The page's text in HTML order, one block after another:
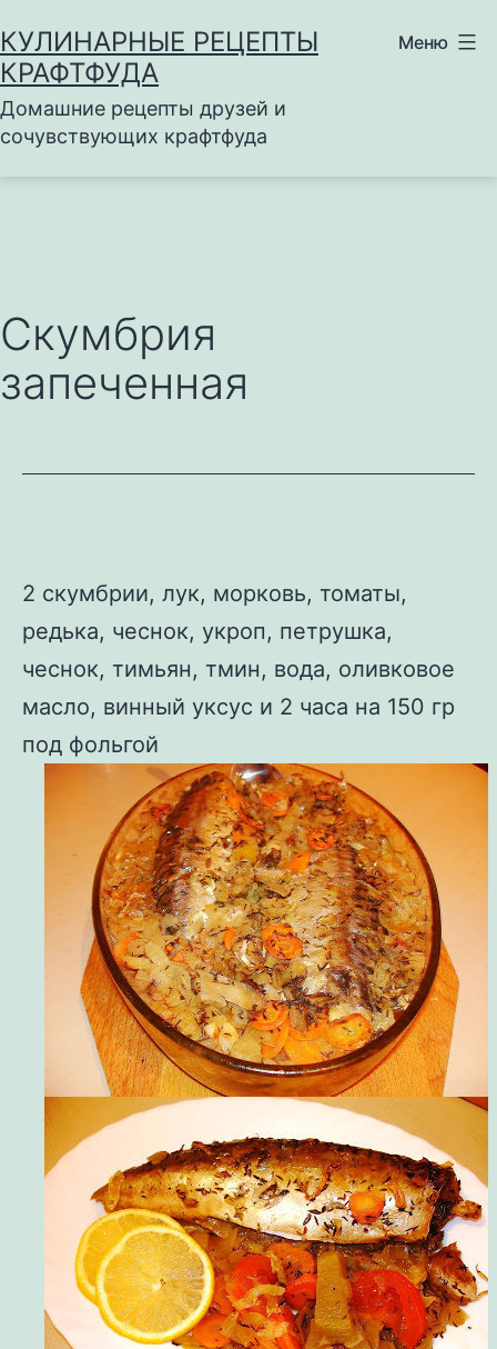
к
содержимому
КУЛИНАРНЫЕ РЕЦЕПТЫ
КРАФТФУДА
Домашние рецепты друзей и
сочувствующих крафтфуда
Меню
Скумбрия
запеченная
2 скумбрии, лук, морковь, томаты,
редька, чеснок, укроп, петрушка,
чеснок, тимьян, тмин, вода, оливковое
масло, винный уксус и 2 часа на 150 гр
под фольгой